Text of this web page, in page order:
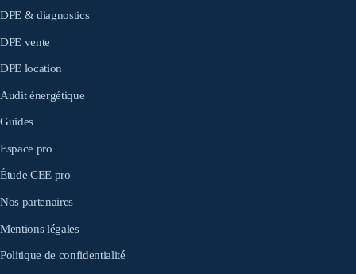
DPE & diagnostics
DPE vente
DPE location
Audit énergétique
Guides
Espace pro
Étude CEE pro
Nos partenaires
Mentions légales
Politique de confidentialité